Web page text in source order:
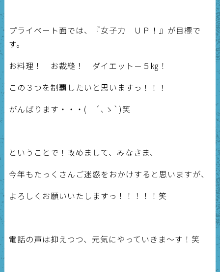
プライベート面では、『女子力 ＵＰ！』が目標で
す。
お料理！ お裁縫！ ダイエット－５㎏！
この３つを制覇したいと思いますっ！！！
がんばります・・・( ´､ゝ`)笑
ということで！改めまして、みなさま、
今年もたっくさんご迷惑をおかけすると思いますが、
よろしくお願いいたしますっ！！！！！笑
電話の声は抑えつつ、元気にやっていきま～す！笑